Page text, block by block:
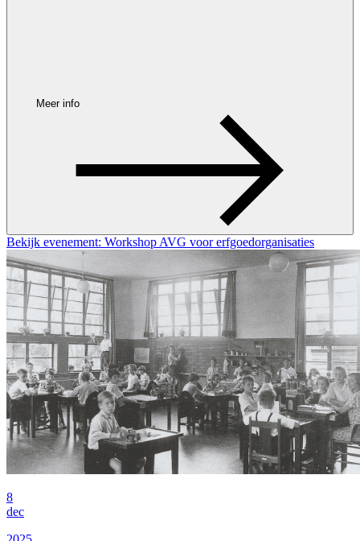
Meer info
Bekijk evenement: Workshop AVG voor erfgoedorganisaties
8
dec